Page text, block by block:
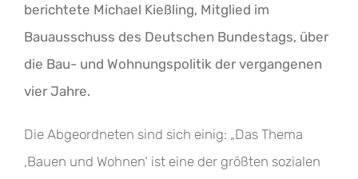
berichtete Michael Kießling, Mitglied im
Bauausschuss des Deutschen Bundestags, über
die Bau- und Wohnungspolitik der vergangenen
vier Jahre.
Die Abgeordneten sind sich einig: „Das Thema
‚Bauen und Wohnen‘ ist eine der größten sozialen